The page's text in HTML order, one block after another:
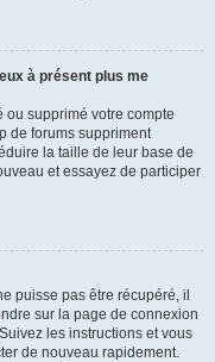
à présent plus me
ou supprimé votre compte
de forums suppriment
la taille de leur base de
et essayez de participer
puisse pas être récupéré, il
sur la page de connexion
les instructions et vous
de nouveau rapidement.